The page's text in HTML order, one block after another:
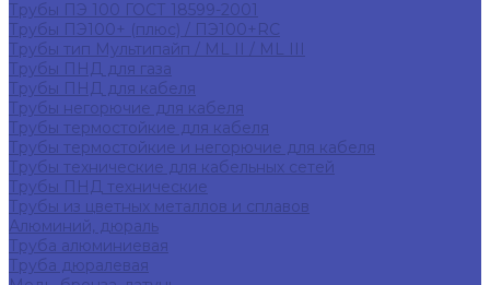
Трубы ПЭ 100 ГОСТ 18599-2001
Трубы ПЭ100+ (плюс) / ПЭ100+RC
Трубы тип Мультипайп / ML II / ML III
Трубы ПНД для газа
Трубы ПНД для кабеля
Трубы негорючие для кабеля
Трубы термостойкие для кабеля
Трубы термостойкие и негорючие для кабеля
Трубы технические для кабельных сетей
Трубы ПНД технические
Трубы из цветных металлов и сплавов
Алюминий, дюраль
Труба алюминиевая
Труба дюралевая